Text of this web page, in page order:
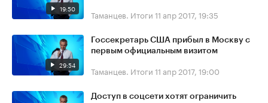
19:50 Таманцев. Итоги 11 апр 2017, 19:35
29:54
Госсекретарь США прибыл в Москву с
первым официальным визитом
Таманцев. Итоги 11 апр 2017, 19:00
Доступ в соцсети хотят ограничить